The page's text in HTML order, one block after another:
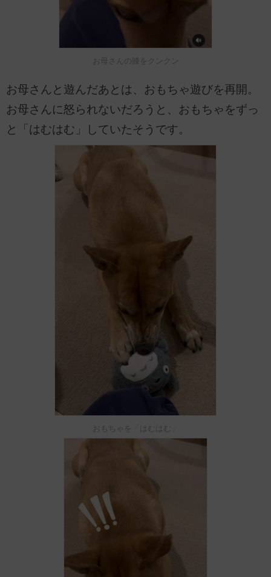
お母さんの膝をクンクン
お母さんと遊んだあとは、おもちゃ遊びを再開。
お母さんに怒られないだろうと、おもちゃをずっ
と「はむはむ」していたそうです。
おもちゃを「はむはむ」